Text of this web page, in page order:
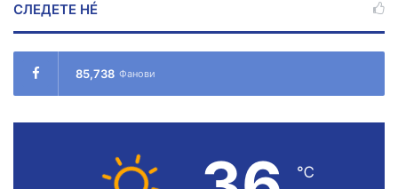
СЛЕДЕТЕ НÉ
85,738 Фанови
℃